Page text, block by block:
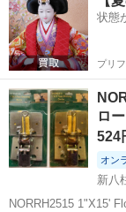
電子部品製造倉庫内
状態
プリ
ロ
524
オン
新八
NORRH2515 1"X15'